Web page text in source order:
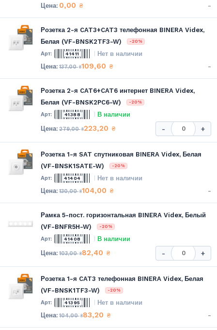
0,00 ₴ -
Розетка 2-я CAT3+CAT3 телефонная BINERA Videx,
Белая (VF-BNSK2TF3-W)
-20%
41411 Нет в наличии
137,00₴109,60 ₴ -
Розетка 2-я CAT6+CAT6 интернет BINERA Videx,
Белая (VF-BNSK2PC6-W)
-20%
41388 В наличии
279,00₴223,20 ₴ - +
Розетка 1-я SAT спутниковая BINERA Videx, Белая
(VF-BNSK1SATE-W)
-20%
41404 Нет в наличии
130,00₴104,00 ₴ -
Рамка 5-пост. горизонтальная BINERA Videx, Белый
(VF-BNFR5H-W)
-20%
41408 В наличии
103,00₴82,40 ₴ - +
Розетка 1-я CAT3 телефонная BINERA Videx, Белая
(VF-BNSK1TF3-W)
-20%
41395 Нет в наличии
104,00₴83,20 ₴ -